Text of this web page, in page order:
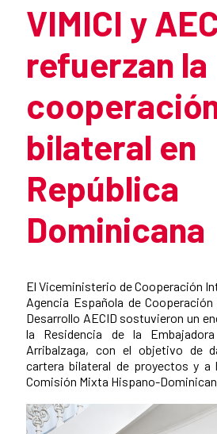
VIMICI y
refuerzan la
bilateral en
República
Dominicana
El Viceministerio de Cooperación
Agencia Española de
Desarrollo AECID sostuvieron un
la Residencia de la
Arribalzaga, con el objetivo de
cartera bilateral de proyectos y a
Comisión Mixta Hispano-